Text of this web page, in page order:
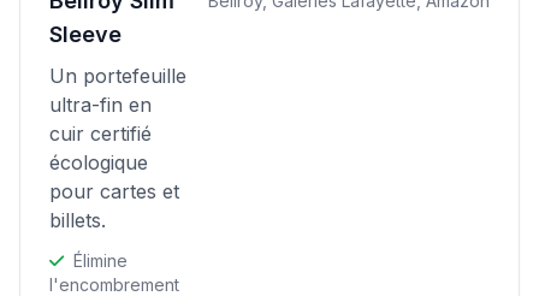
Sleeve
Un portefeuille
ultra-fin en
cuir certifié
écologique
pour cartes et
billets.
Élimine
l'encombrement